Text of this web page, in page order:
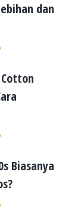
dan
Biasanya